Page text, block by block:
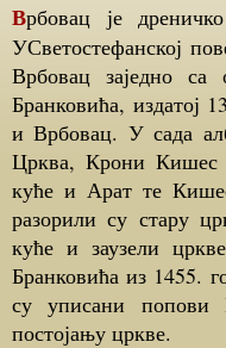
Врбовац је дреничко село удаљено 7 км северно од Глоговца.
УСветостефанској
Врбовац заједно
Бранковића, издатој
и Врбовац. У сада
Црква, Крони Кишес
куће и Арат те
разорили су стару
куће и заузели
Бранковића из 1455.
су уписани попови
постојању цркве.